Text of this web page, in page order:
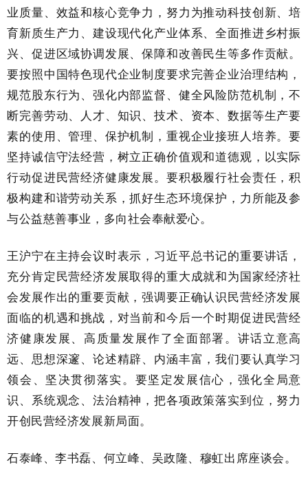
业质量、效益和核心竞争力，努力为推动科技创新、培
育新质生产力、建设现代化产业体系、全面推进乡村振
兴、促进区域协调发展、保障和改善民生等多作贡献。
要按照中国特色现代企业制度要求完善企业治理结构，
规范股东行为、强化内部监督、健全风险防范机制，不
断完善劳动、人才、知识、技术、资本、数据等生产要
素的使用、管理、保护机制，重视企业接班人培养。要
坚持诚信守法经营，树立正确价值观和道德观，以实际
行动促进民营经济健康发展。要积极履行社会责任，积
极构建和谐劳动关系，抓好生态环境保护，力所能及参
与公益慈善事业，多向社会奉献爱心。
王沪宁在主持会议时表示，习近平总书记的重要讲话，
充分肯定民营经济发展取得的重大成就和为国家经济社
会发展作出的重要贡献，强调要正确认识民营经济发展
面临的机遇和挑战，对当前和今后一个时期促进民营经
济健康发展、高质量发展作了全面部署。讲话立意高
远、思想深邃、论述精辟、内涵丰富，我们要认真学习
领会、坚决贯彻落实。要坚定发展信心，强化全局意
识、系统观念、法治精神，把各项政策落实到位，努力
开创民营经济发展新局面。
石泰峰、李书磊、何立峰、吴政隆、穆虹出席座谈会。